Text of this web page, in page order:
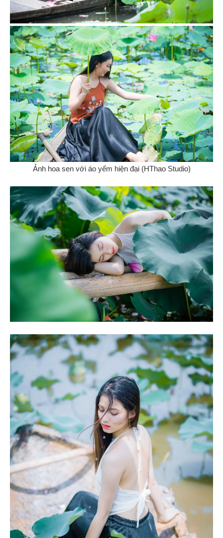
Ảnh hoa sen với áo yếm hiện đại (HThao Studio)